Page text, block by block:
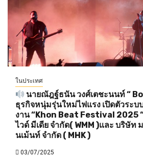
ในประเทศ
นายณัฎฐ์ธนัน วงศ์เตชะนนท์ “
ธุรกิจหนุ่มรุ่นใหม่ไฟแรง เปิดตัวระบ
งาน “Khon Beat Festival 2025
ไวด์ มีเดีย จำกัด( WMM )และ บริษัท
นเม้นท์ จำกัด ( MHK )
03/07/2025